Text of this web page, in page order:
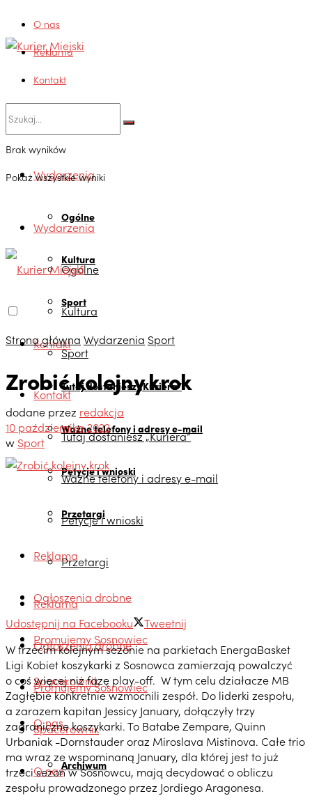
O nas
Reklama
Kontakt
Brak wyników
Pokaż wszystkie wyniki
Wydarzenia
Ogólne
Kultura
Sport
Kontakt
Tutaj dostaniesz „Kuriera”
Ważne telefony i adresy e-mail
Petycje i wnioski
Przetargi
Reklama
Ogłoszenia drobne
Promujemy Sosnowiec
Spacerownik
O nas
Archiwum
Wydarzenia
Ogólne
Kultura
Sport
Kontakt
Tutaj dostaniesz „Kuriera”
Ważne telefony i adresy e-mail
Petycje i wnioski
Przetargi
Reklama
Ogłoszenia drobne
Promujemy Sosnowiec
Spacerownik
O nas
Strona główna Wydarzenia Sport
Zrobić kolejny krok
dodane przez redakcja
10 października 2022
w Sport
Udostępnij na Facebooku
Tweetnij
W trzecim kolejnym sezonie na parkietach EnergaBasket
Ligi Kobiet koszykarki z Sosnowca zamierzają powalczyć
o coś więcej niż fazę play-off. W tym celu działacze MB
Zagłębie konkretnie wzmocnili zespół. Do liderki zespołu,
a zarazem kapitan Jessicy January, dołączyły trzy
zagraniczne koszykarki. To Batabe Zempare, Quinn
Urbaniak -Dornstauder oraz Miroslava Mistinova. Całe trio
ma wraz ze wspominaną January, dla której jest to już
trzeci sezon w Sosnowcu, mają decydować o obliczu
zespołu prowadzonego przez Jordiego Aragonesa.